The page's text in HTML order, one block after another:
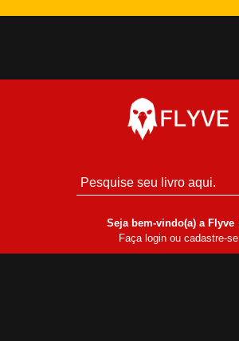
Seja bem-vindo(a) a Flyve
Faça login ou cadastre-se